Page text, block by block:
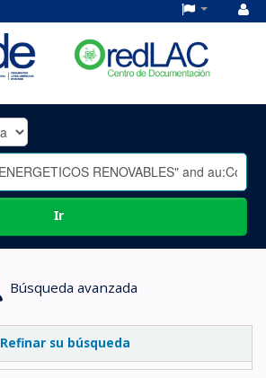
Ir
Búsqueda avanzada
Refinar su búsqueda